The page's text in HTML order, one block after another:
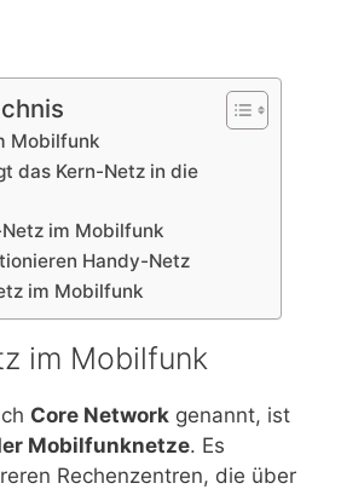
Mobilfunk
das Kern-Netz in die
im Mobilfunk
Handy-Netz
im Mobilfunk
im Mobilfunk
Core Network genannt, ist
Mobilfunknetze. Es
Rechenzentren, die über